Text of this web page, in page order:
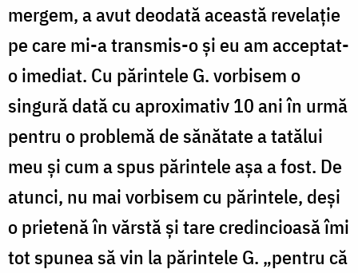
mergem, a avut deodată această revelație
pe care mi-a transmis-o și eu am acceptat-
o imediat. Cu părintele G. vorbisem o
singură dată cu aproximativ 10 ani în urmă
pentru o problemă desănătatea tatălui
meu şi cum a spus părintele aşa a fost. De
atunci, nu mai vorbisem cu părintele, deşi
o prietenă în vărstă şi tare credincioasă îmi
tot spunea să vin la părintele G. „pentru că